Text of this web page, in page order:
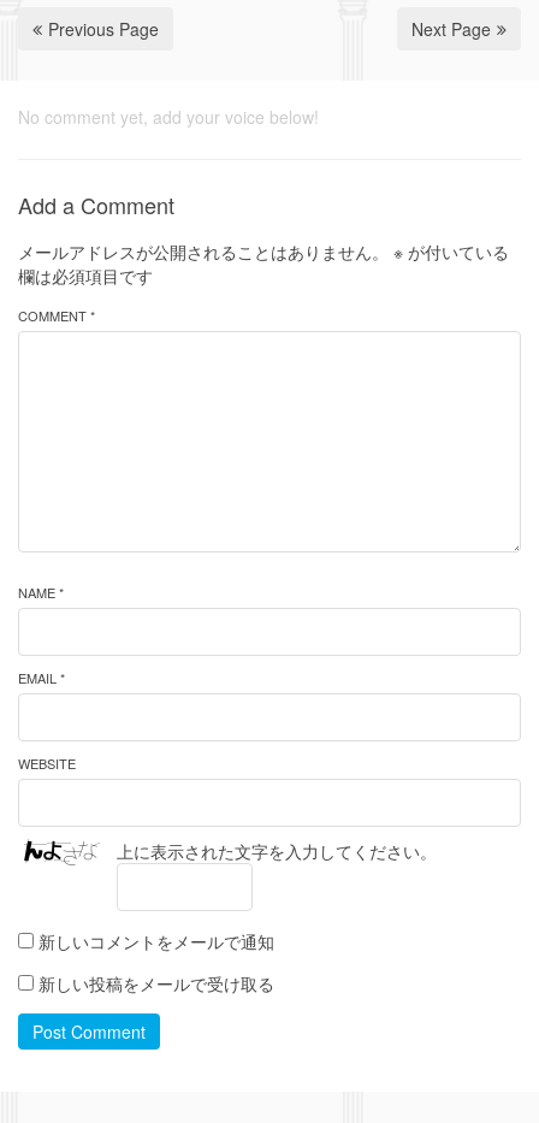
Previous Page Next Page
No comment yet, add your voice below!
Add a Comment
メールアドレスが公開されることはありません。 ※ が付いている
欄は必須項目です
COMMENT *
NAME *
EMAIL *
WEBSITE
上に表示された文字を入力してください。
新しいコメントをメールで通知
新しい投稿をメールで受け取る
Post Comment